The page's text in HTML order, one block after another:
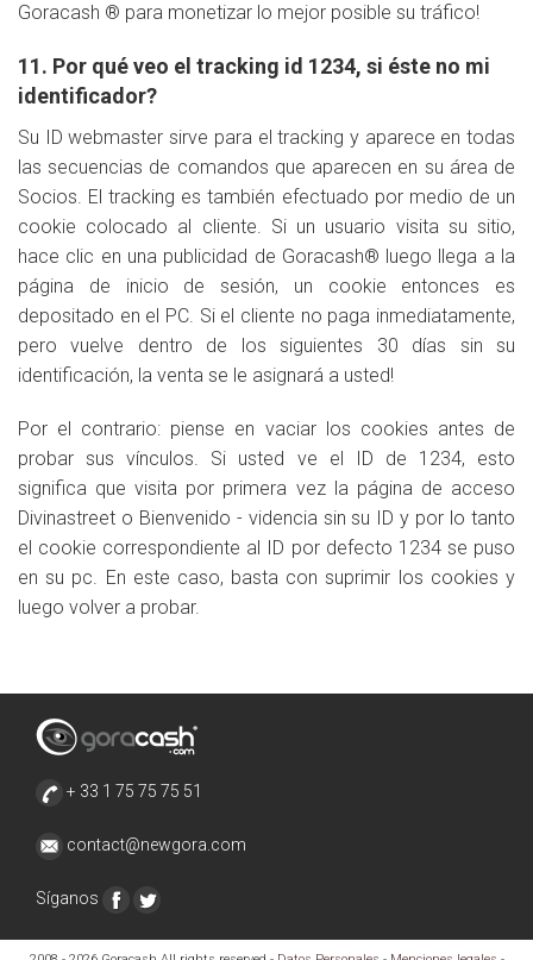
Goracash ® para monetizar lo mejor posible su tráfico!
11. Por qué veo el tracking id 1234, si éste no mi
identificador?
Su ID webmaster sirve para el tracking y aparece en todas
las secuencias de comandos que aparecen en su área de
Socios. El tracking es también efectuado por medio de un
cookie colocado al cliente. Si un usuario visita su sitio,
hace clic en una publicidad de Goracash® luego llega a la
página de inicio de sesión, un cookie entonces es
depositado en el PC. Si el cliente no paga inmediatamente,
pero vuelve dentro de los siguientes 30 días sin su
identificación, la venta se le asignará a usted!
Por el contrario: piense en vaciar los cookies antes de
probar sus vínculos. Si usted ve el ID de 1234, esto
significa que visita por primera vez la página de acceso
Divinastreet o Bienvenido - videncia sin su ID y por lo tanto
el cookie correspondiente al ID por defecto 1234 se puso
en su pc. En este caso, basta con suprimir los cookies y
luego volver a probar.
+ 33 1 75 75 75 51
contact@newgora.com
Síganos